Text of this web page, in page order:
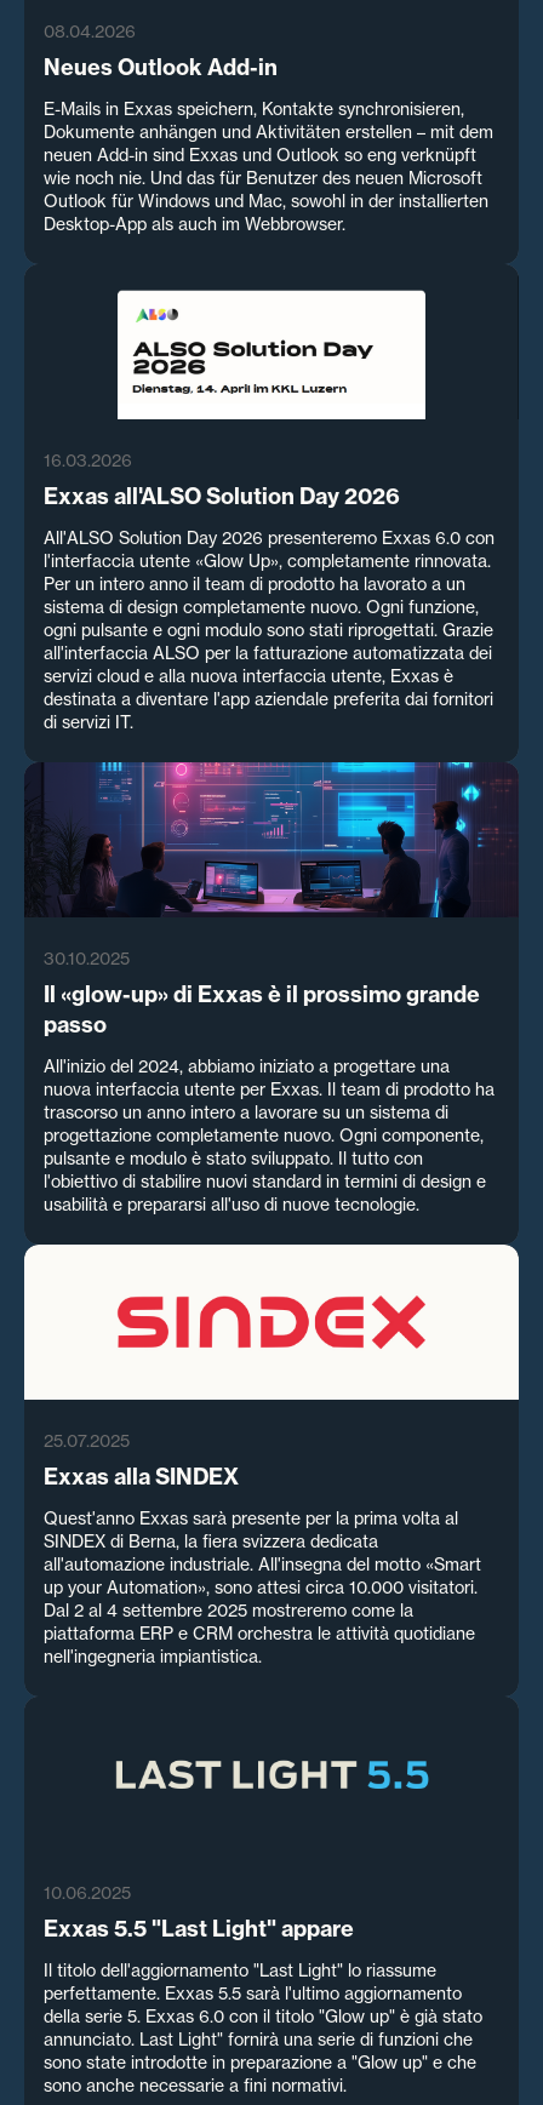
08.04.2026
Neues Outlook Add-in
E-Mails in Exxas speichern, Kontakte synchronisieren,
Dokumente anhängen und Aktivitäten erstellen – mit dem
neuen Add-in sind Exxas und Outlook so eng verknüpft
wie noch nie. Und das für Benutzer des neuen Microsoft
Outlook für Windows und Mac, sowohl in der installierten
Desktop-App als auch im Webbrowser.
16.03.2026
Exxas all'ALSO Solution Day 2026
All'ALSO Solution Day 2026 presenteremo Exxas 6.0 con
l'interfaccia utente «Glow Up», completamente rinnovata.
Per un intero anno il team di prodotto ha lavorato a un
sistema di design completamente nuovo. Ogni funzione,
ogni pulsante e ogni modulo sono stati riprogettati. Grazie
all'interfaccia ALSO per la fatturazione automatizzata dei
servizi cloud e alla nuova interfaccia utente, Exxas è
destinata a diventare l'app aziendale preferita dai fornitori
di servizi IT.
30.10.2025
Il «glow-up» di Exxas è il prossimo grande
passo
All'inizio del 2024, abbiamo iniziato a progettare una
nuova interfaccia utente per Exxas. Il team di prodotto ha
trascorso un anno intero a lavorare su un sistema di
progettazione completamente nuovo. Ogni componente,
pulsante e modulo è stato sviluppato. Il tutto con
l'obiettivo di stabilire nuovi standard in termini di design e
usabilità e prepararsi all'uso di nuove tecnologie.
25.07.2025
Exxas alla SINDEX
Quest'anno Exxas sarà presente per la prima volta al
SINDEX di Berna, la fiera svizzera dedicata
all'automazione industriale. All'insegna del motto «Smart
up your Automation», sono attesi circa 10.000 visitatori.
Dal 2 al 4 settembre 2025 mostreremo come la
piattaforma ERP e CRM orchestra le attività quotidiane
nell'ingegneria impiantistica.
10.06.2025
Exxas 5.5 "Last Light" appare
Il titolo dell'aggiornamento "Last Light" lo riassume
perfettamente. Exxas 5.5 sarà l'ultimo aggiornamento
della serie 5. Exxas 6.0 con il titolo "Glow up" è già stato
annunciato. Last Light" fornirà una serie di funzioni che
sono state introdotte in preparazione a "Glow up" e che
sono anche necessarie a fini normativi.